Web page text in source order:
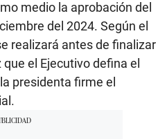
medio la aprobación del
del 2024. Según el
realizará antes de finalizar
el Ejecutivo defina el
presidenta firme el